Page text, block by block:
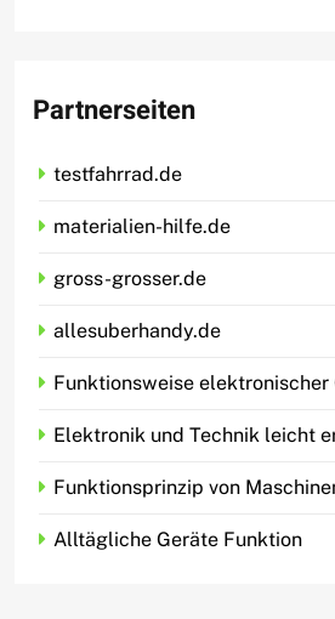
Partnerseiten
testfahrrad.de
materialien-hilfe.de
gross-grosser.de
allesuberhandy.de
Funktionsweise elektronischer
Elektronik und Technik leicht
Funktionsprinzip von
Alltägliche Geräte Funktion